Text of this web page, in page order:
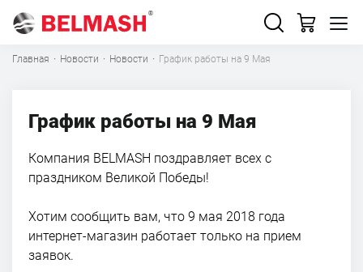
Главная · Новости · Новости · График работы на 9 Мая
График работы на 9 Мая
Компания BELMASH поздравляет всех с
праздником Великой Победы!
Хотим сообщить вам, что 9 мая 2018 года
интернет-магазин работает только на прием
заявок.